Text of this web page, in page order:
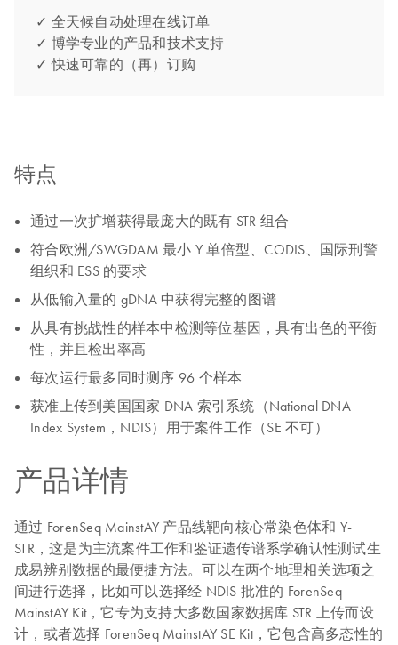
✓ 全天候自动处理在线订单
✓ 博学专业的产品和技术支持
✓ 快速可靠的（再）订购
特点
通过一次扩增获得最庞大的既有 STR 组合
符合欧洲/SWGDAM 最小 Y 单倍型、CODIS、国际刑警
组织和 ESS 的要求
从低输入量的 gDNA 中获得完整的图谱
从具有挑战性的样本中检测等位基因，具有出色的平衡
性，并且检出率高
每次运行最多同时测序 96 个样本
获准上传到美国国家 DNA 索引系统（National DNA
Index System，NDIS）用于案件工作（SE 不可）
产品详情
通过 ForenSeq MainstAY 产品线靶向核心常染色体和 Y-
STR，这是为主流案件工作和鉴证遗传谱系学确认性测试生
成易辨别数据的最便捷方法。可以在两个地理相关选项之
间进行选择，比如可以选择经 NDIS 批准的 ForenSeq
MainstAY Kit，它专为支持大多数国家数据库 STR 上传而设
计，或者选择 ForenSeq MainstAY SE Kit，它包含高多态性的